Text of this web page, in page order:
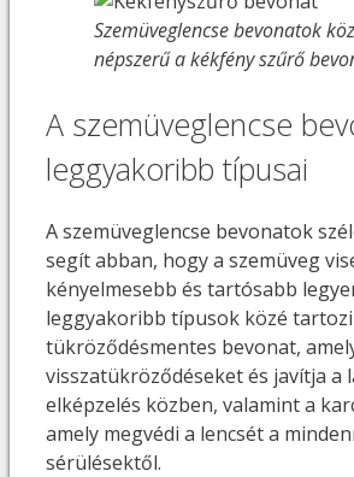
Szemüveglencse bevonatok
népszerű a kékfény szűrő
A szemüveglencse
leggyakoribb típusai
A szemüveglencse bevonatok
segít abban, hogy a szemüveg
kényelmesebb és tartósabb
leggyakoribb típusok közé
tükröződésmentes bevonat,
visszatükröződéseket és javítja a
elképzelés közben, valamint a
amely megvédi a lencsét a
sérülésektől.